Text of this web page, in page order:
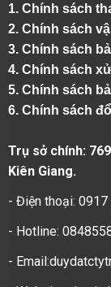
1. Chính sách
2. Chính sách
3. Chính sách
4. Chính sách
5. Chính sách
6. Chính sách
Trụ sở chính:
Kiên Giang.
- Điện thoại: 0917
- Hotline:
-